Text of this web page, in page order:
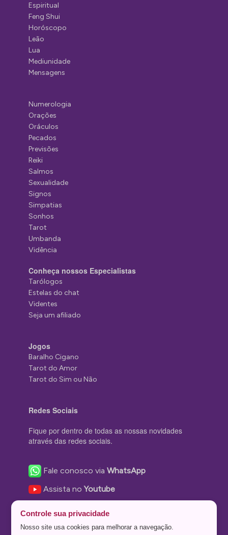
Espiritual
Feng Shui
Horóscopo
Leão
Lua
Mediunidade
Mensagens
Numerologia
Orações
Oráculos
Pecados
Previsões
Reiki
Salmos
Sexualidade
Signos
Simpatias
Sonhos
Tarot
Umbanda
Vidência
Conheça nossos Especialistas
Tarólogos
Estelas do chat
Videntes
Seja um afiliado
Jogos
Baralho Cigano
Tarot do Amor
Tarot do Sim ou Não
Redes Sociais
Fique por dentro de todas as nossas novidades
através das redes sociais.
Fale conosco viaWhatsApp
Assista noYoutube
Nos siga no Instagram
Controle sua privacidade
Nosso site usa cookies para melhorar a navegação.